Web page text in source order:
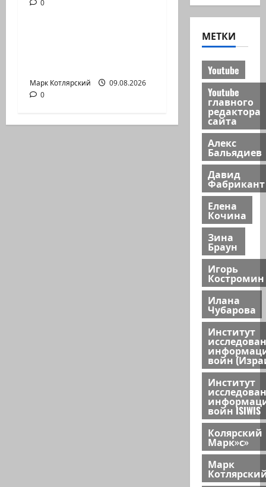
0Марк Котлярский Телеграмм Канал
Марк Котлярский
09.08.2026
0
МЕТКИ
Youtube
Youtube
главного
редактора
сайта
Алекс
Бальядиев
Давид
Фабрикант
Елена
Кочина
Зина
Браун
Игорь
Костромин
Илана
Чубарова
Институт
войн
Институт
войн ISIWIS
Колярский
Марк»с»
Марк